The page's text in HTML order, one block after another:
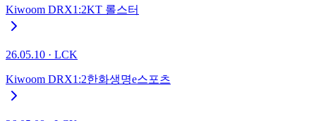
Kiwoom DRX1 :2KT 롤스터
26.05.10 · LCK
Kiwoom DRX1 :2한화생명e스포츠